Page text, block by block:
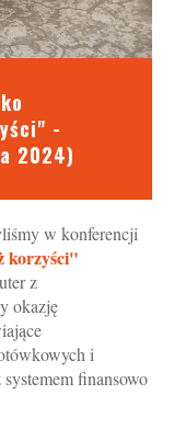
-
2024)
w konferencji
korzyści"
z
okazję
i
finansowo